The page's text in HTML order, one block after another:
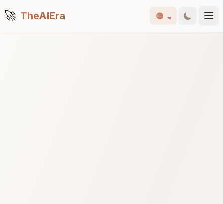
🚀 TheAIEra 🟠